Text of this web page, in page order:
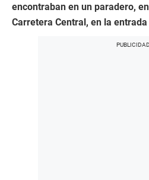
encontraban en un paradero,
Carretera Central, en la